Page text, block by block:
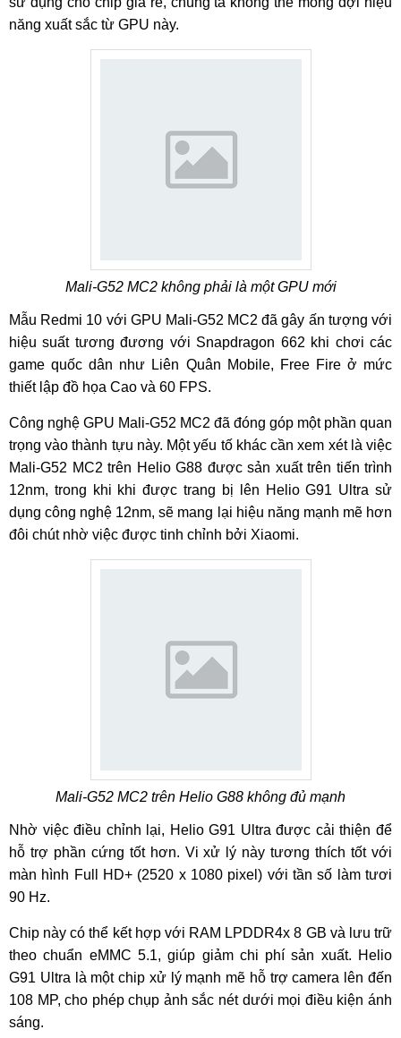
năng xuất sắc từ GPU này.
Mali-G52 MC2 không phải là một GPU mới
Mẫu Redmi 10 với GPU Mali-G52 MC2 đã gây ấn tượng với
hiệu suất tương đương với Snapdragon 662 khi chơi các
game quốc dân như Liên Quân Mobile, Free Fire ở mức
thiết lập đồ họa Cao và 60 FPS.
Công nghệ GPU Mali-G52 MC2 đã đóng góp một phần quan
trọng vào thành tựu này. Một yếu tố khác cần xem xét là việc
Mali-G52 MC2 trên Helio G88 được sản xuất trên tiến trình
12nm, trong khi khi được trang bị lên Helio G91 Ultra sử
dụng công nghệ 12nm, sẽ mang lại hiệu năng mạnh mẽ hơn
đôi chút nhờ việc được tinh chỉnh bởi Xiaomi.
Mali-G52 MC2 trên Helio G88 không đủ mạnh
Nhờ việc điều chỉnh lại, Helio G91 Ultra được cải thiện để
hỗ trợ phần cứng tốt hơn. Vi xử lý này tương thích tốt với
màn hình Full HD+ (2520 x 1080 pixel) với tần số làm tươi
90 Hz.
Chip này có thể kết hợp với RAM LPDDR4x 8 GB và lưu trữ
theo chuẩn eMMC 5.1, giúp giảm chi phí sản xuất. Helio
G91 Ultra là một chip xử lý mạnh mẽ hỗ trợ camera lên đến
108 MP, cho phép chụp ảnh sắc nét dưới mọi điều kiện ánh
sáng.